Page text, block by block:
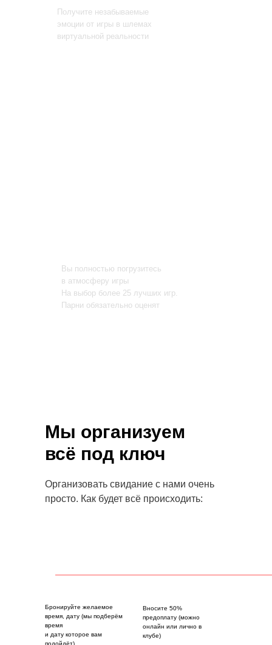
Получите незабываемые
эмоции от игры в шлемах
виртуальной реальности
Вы полностью погрузитесь
в атмосферу игры
На выбор более 25 лучших игр.
Парни обязательно оценят
Мы организуем
всё под ключ
Организовать свидание с нами очень
просто. Как будет всё происходить:
Бронируйте желаемое
время, дату (мы подберём
время
и дату которое вам
подойдёт)
Вносите 50%
предоплату (можно
онлайн или лично в
клубе)